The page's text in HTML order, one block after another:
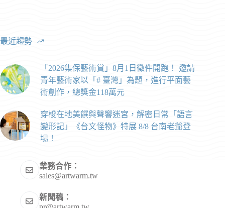
最近趨勢
「2026集保藝術賞」8月1日徵件開跑！ 邀請
青年藝術家以「# 臺灣」為題，進行平面藝
術創作，總獎金118萬元
穿梭在地美饌與聲響迷宮，解密日常「語言
變形記」《台文怪物》特展 8/8 台南老爺登
場！
業務合作：
sales@artwarm.tw
新聞稿：